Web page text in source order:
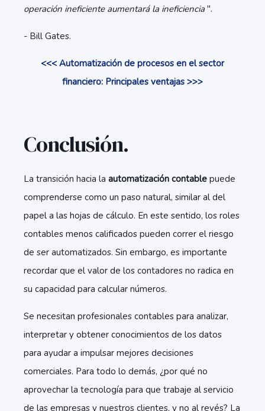
operación ineficiente aumentará la ineficiencia".
- Bill Gates.
<<< Automatización de procesos en el sector
financiero: Principales ventajas >>>
Conclusión.
La transición hacia la automatización contable puede
comprenderse como un paso natural, similar al del
papel a las hojas de cálculo. En este sentido, los roles
contables menos calificados pueden correr el riesgo
de ser automatizados. Sin embargo, es importante
recordar que el valor de los contadores no radica en
su capacidad para calcular números.
Se necesitan profesionales contables para analizar,
interpretar y obtener conocimientos de los datos
para ayudar a impulsar mejores decisiones
comerciales. Para todo lo demás, ¿por qué no
aprovechar la tecnología para que trabaje al servicio
de las empresas y nuestros clientes, y no al revés? La